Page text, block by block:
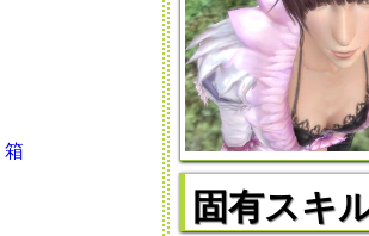
固有スキ